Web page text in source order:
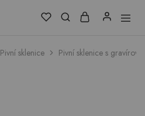
Pivní sklenice Pivní sklenice s